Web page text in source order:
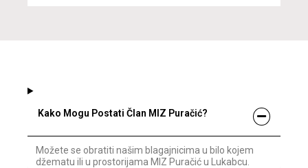
Kako Mogu Postati Član MIZ Puračić?
Možete se obratiti našim blagajnicima u bilo kojem
džematu ili u prostorijama MIZ Puračić u Lukabcu.